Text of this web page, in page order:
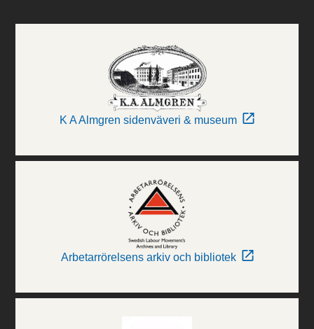
K A Almgren sidenväveri & museum
Arbetarrörelsens arkiv och bibliotek